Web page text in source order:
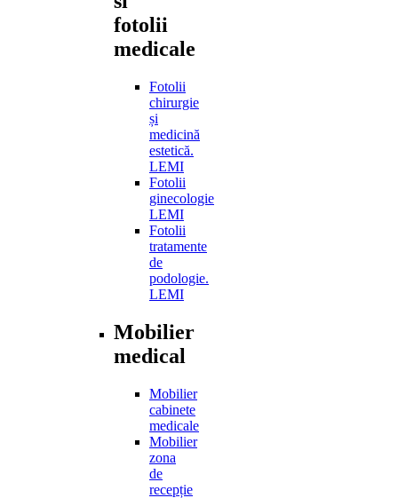
fotolii
medicale
Fotolii
chirurgie
și
medicină
estetică.
LEMI
Fotolii
ginecologie
LEMI
Fotolii
tratamente
de
podologie.
LEMI
Mobilier
medical
Mobilier
cabinete
medicale
Mobilier
zona
de
recepție